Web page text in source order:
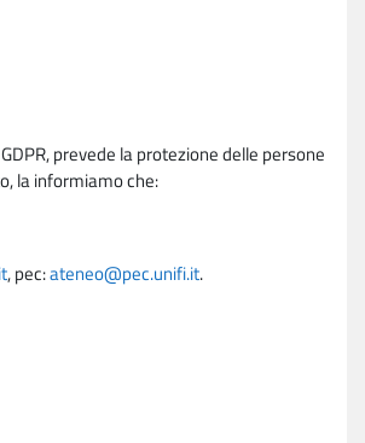
prevede la protezione delle persone
la informiamo che:
, pec:ateneo@pec.unifi.it.